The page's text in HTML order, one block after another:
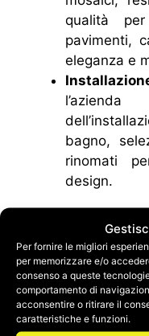
Per fornire le migliori
per memorizzare e/o
consenso a queste
comportamento di
acconsentire o ritirare il
caratteristiche e funzioni.
qualità
pavimenti,
eleganza e
bagno,
rinomati
design.
Materiali e
Synedil si
prima sceltae
assicurano la
manutenzione.